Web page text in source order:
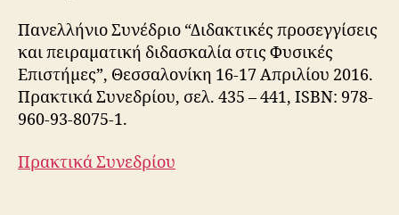
Πανελλήνιο Συνέδριο “Διδακτικές προσεγγίσεις
και πειραματική διδασκαλία στις Φυσικές
Επιστήμες”, Θεσσαλονίκη 16-17 Απριλίου 2016.
Πρακτικά Συνεδρίου, σελ. 435 – 441, ISBN: 978-
960-93-8075-1.
Πρακτικά Συνεδρίου